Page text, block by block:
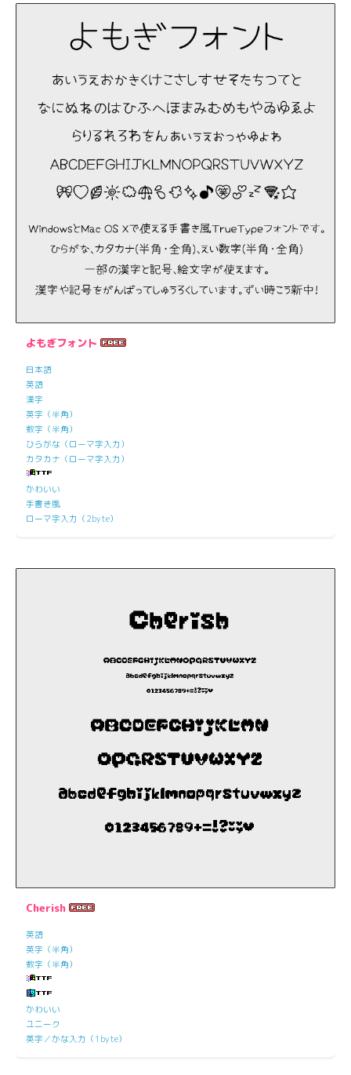
よもぎフォント
日本語
英語
漢字
英字（半角）
数字（半角）
ひらがな（ローマ字入力）
カタカナ（ローマ字入力）
かわいい
手書き風
ローマ字入力（2byte）
Cherish
英語
英字（半角）
数字（半角）
かわいい
ユニーク
英字／かな入力（1byte）